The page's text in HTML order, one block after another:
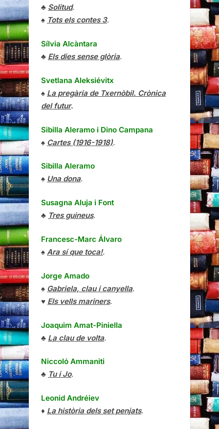
♣ Solitud.
♠ Tots els contes 3.
Sílvia Alcàntara
♣ Els dies sense glòria.
Svetlana Aleksiévitx
♠ La pregària de Txernòbil. Crònica
del futur.
Sibilla Aleramo i Dino Campana
♠ Cartes (1916-1918).
Sibilla Aleramo
♠ Una dona.
Susagna Aluja i Font
♣ Tres guineus.
Francesc-Marc Álvaro
♠ Ara sí que toca!.
Jorge Amado
♠ Gabriela, clau i canyella.
♥ Els vells mariners.
Joaquim Amat-Piniella
♣ La clau de volta.
Niccoló Ammaniti
♣ Tu i Jo.
Leonid Andréiev
♦ La història dels set penjats.